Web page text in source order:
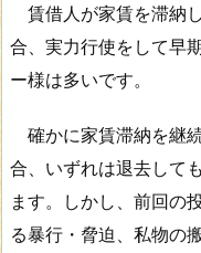
賃借人が家賃を滞納
合、実力行使をして早
ー様は多いです。
確かに家賃滞納を継
合、いずれは退去して
ます。しかし、前回の
る暴行・脅迫、私物の